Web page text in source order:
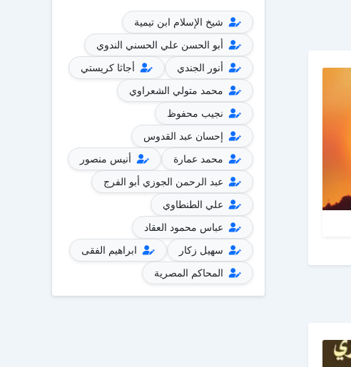
شيخ الإسلام ابن تيمية
أبو الحسن علي الحسني الندوي
أنور الجندي
أجاثا كريستي
محمد متولي الشعراوي
نجيب محفوظ
إحسان عبد القدوس
محمد عمارة
أنيس منصور
عبد الرحمن الجوزي أبو الفرج
علي الطنطاوي
عباس محمود العقاد
سهيل زكار
ابراهيم الفقى
المحاكم المصرية